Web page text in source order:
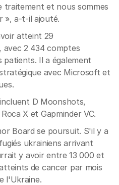
traitement et nous sommes
», a-t-il ajouté.
atteint 29
avec 2 434 comptes
patients. Il a également
avec Microsoft et
D Moonshots,
X et Gapminder VC.
Board se poursuit. S'il y a
ukrainiens arrivant
y avoir entre 13 000 et
de cancer par mois
l'Ukraine.